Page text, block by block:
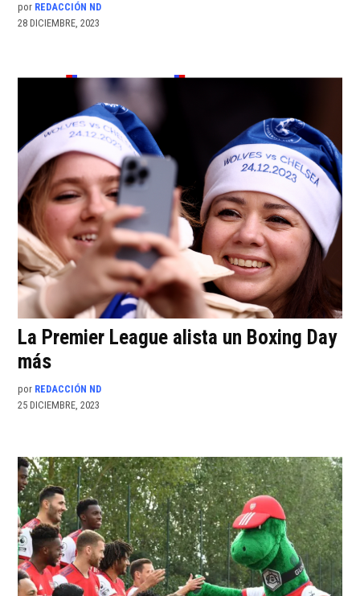
por REDACCIÓN ND
28 DICIEMBRE, 2023
La Premier League alista un Boxing Day
más
por REDACCIÓN ND
25 DICIEMBRE, 2023